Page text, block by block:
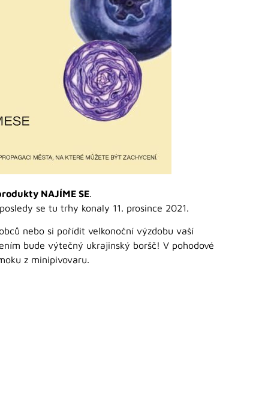
NAJÍME SE
se tu trhy konaly 11. prosince 2021.
nebo si pořídit velkonoční výzdobu vaší
bude výtečný ukrajinský boršč! V pohodové
z minipivovaru.